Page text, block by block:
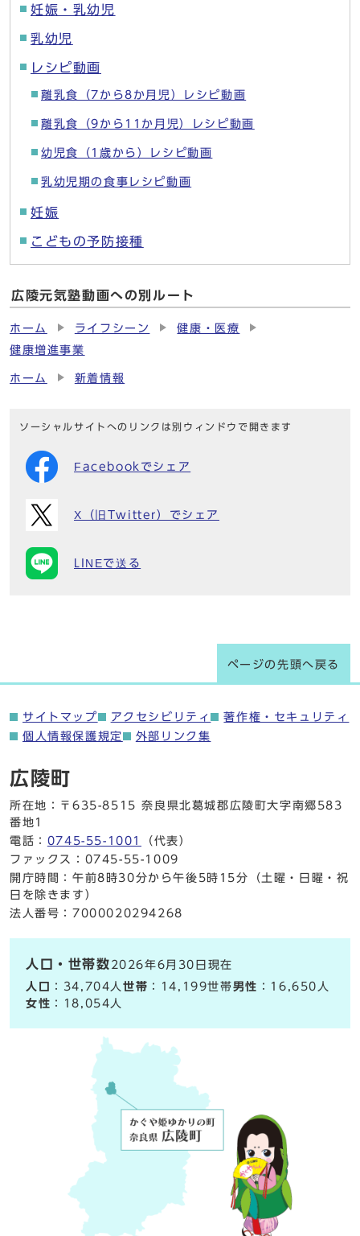
妊娠・乳幼児
乳幼児
レシピ動画
離乳食（7から8か月児）レシピ動画
離乳食（9から11か月児）レシピ動画
幼児食（1歳から）レシピ動画
乳幼児期の食事レシピ動画
妊娠
こどもの予防接種
広陵元気塾動画への別ルート
ホーム ライフシーン
健康・医療
健康増進事業
ホーム 新着情報
ソーシャルサイトへのリンクは別ウィンドウで開きます
Facebookでシェア
X（旧Twitter）でシェア
LINEで送る
ページの先頭へ戻る
サイトマップ アクセシビリティ
著作権・セキュリティ
個人情報保護規定
外部リンク集
広陵町
所在地：〒635-8515 奈良県北葛城郡広陵町大字南郷583
番地1
電話： 0745-55-1001
（代表）
ファックス：0745-55-1009
開庁時間：午前8時30分から午後5時15分（土曜・日曜・祝
日を除きます）
法人番号：7000020294268
人口・世帯数 2026年6月30日現在
人口
：34,704人世帯 ：14,199世帯男性 ：16,650人
女性 ：18,054人